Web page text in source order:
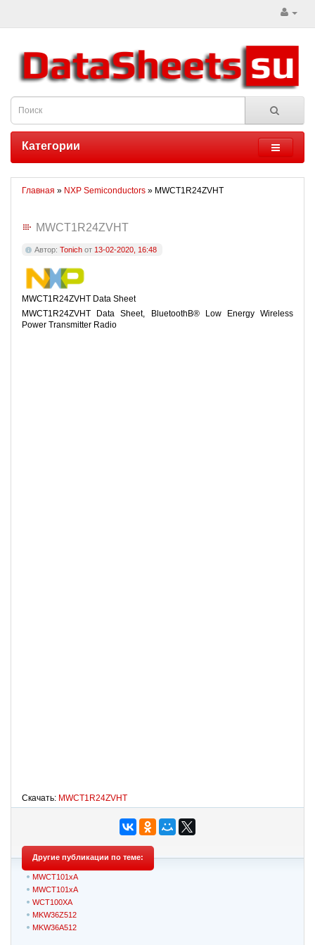
Категории
Главная » NXP Semiconductors » MWCT1R24ZVHT
MWCT1R24ZVHT
Автор: Tonich от 13-02-2020, 16:48
MWCT1R24ZVHT Data Sheet
MWCT1R24ZVHT Data Sheet, BluetoothВ® Low Energy Wireless
Power Transmitter Radio
Скачать: MWCT1R24ZVHT
Другие публикации по теме:
MWCT101xA
MWCT101xA
WCT100XA
MKW36Z512
MKW36A512